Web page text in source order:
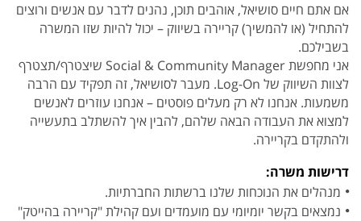
אם אתם חיים סושיאל, אוהבים תוכן, נהנים לדבר עם אנשים ורוצים
להתחיל (או להמשיך) קריירה בשיווק – יכול להיות שזו המשרה
בשבילכם.
אני מחפשת Social & Community Manager שיצטרף/תצטרף
לצוות השיווק של Log-On. מעבר לסושיאל, זה תפקיד עם הרבה
משמעות. אנחנו לא רק מעלים פוסטים – אנחנו עוזרים לאנשים
למצוא את העבודה הבאה שלהם, להבין איך להשתלב בתעשייה
ולהתקדם בקריירה.
דרישות משרה:
מנהלים את הנוכחות שלנו ברשתות החברתיות.
נמצאים בקשר יומיומי עם מועמדים ועם קהילת "קריירה בהייטק"